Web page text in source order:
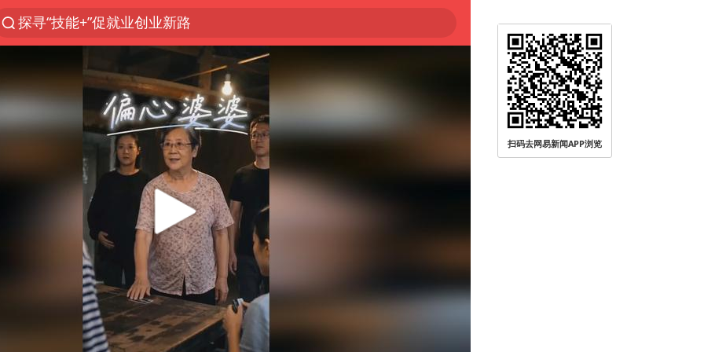
探寻“技能+”促就业创业新路
长城H10正式上市
维持强台风级！白海豚直奔华东沿海
山东日照市委副书记王峰被查
印度暴发金迪普拉病毒
41岁女子为鼓励女儿考上985研究生
美国退回1000亿美元关税
24小时不关空调 电费反而更低？
“事业单位招聘不是人情买卖”
涨价1元的冰红茶 两年少赚了15亿
小伙靠AI减肥 45天瘦40斤进了ICU
李亚鹏向地铁吐血女孩捐99999元
扫码去网易新闻APP浏览